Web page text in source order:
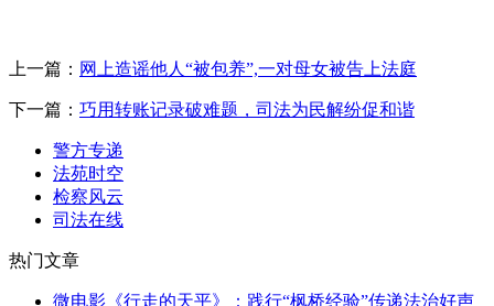
上一篇： 网上造谣他人“被包养”,一对母女被告上法庭
下一篇： 巧用转账记录破难题，司法为民解纷促和谐
警方专递
法苑时空
检察风云
司法在线
热门文章
微电影《行走的天平》：践行“枫桥经验”传递法治好声